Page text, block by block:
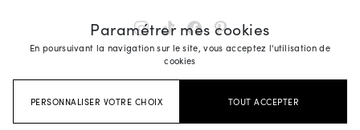
Paramétrer mes cookies
En poursuivant la navigation sur le site, vous acceptez l'utilisation de
cookies
PERSONNALISER VOTRE CHOIX TOUT ACCEPTER
Sandales & Espadrilles
Sacoches Business